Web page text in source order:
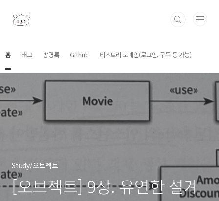
홈 태그 방명록 Github 티스토리 도메인(로그인, 구독 등 가능)
Study/오브젝트
[오브젝트] 9장. 유연한 설계